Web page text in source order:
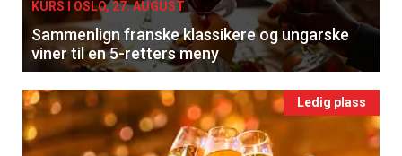
KURS I OSLO, 27. AUGUST
Sammenlign franske klassikere og ungarske
viner til en 5-retters meny
Ledig plass